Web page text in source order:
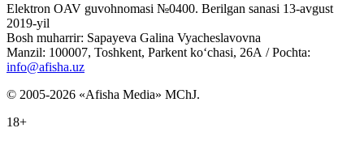
Elektron OAV guvohnomasi №0400. Berilgan sanasi 13-avgust
2019-yil
Bosh muharrir: Sapayeva Galina Vyacheslavovna
Manzil: 100007, Toshkent, Parkent ko‘chasi, 26А / Pochta:
info@afisha.uz
© 2005-2026 «Afisha Media» MChJ.
18+